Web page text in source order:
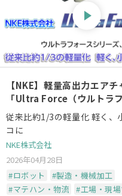
【NKE】軽量高出力エアチ
「Ultra Force（ウルトラ
シリーズ」〜日本初のシー
ンダ機構
従来比約1/3の軽量化 軽く、
コに
NKE株式会社
2026年04月28日
#ロボット
#製造・機械加工
#マテハン・物流
#工場・現